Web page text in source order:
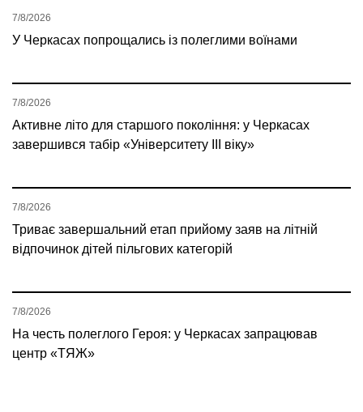
У Черкасах попрощались із полеглими воїнами
7/8/2026
Активне літо для старшого покоління: у Черкасах
завершився табір «Університету ІІІ віку»
7/8/2026
Триває завершальний етап прийому заяв на літній
відпочинок дітей пільгових категорій
7/8/2026
На честь полеглого Героя: у Черкасах запрацював
центр «ТЯЖ»
7/8/2026